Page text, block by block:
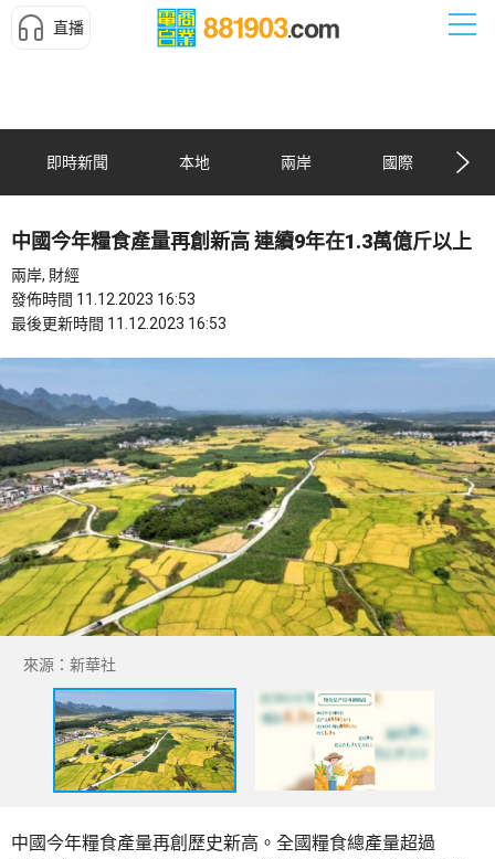
直播
即時新聞 本地 兩岸 國際
中國今年糧食產量再創新高 連續9年在1.3萬億斤以上
兩岸, 財經
發佈時間 11.12.2023 16:53
最後更新時間 11.12.2023 16:53
來源：新華社
中國今年糧食產量再創歷史新高。全國糧食總產量超過